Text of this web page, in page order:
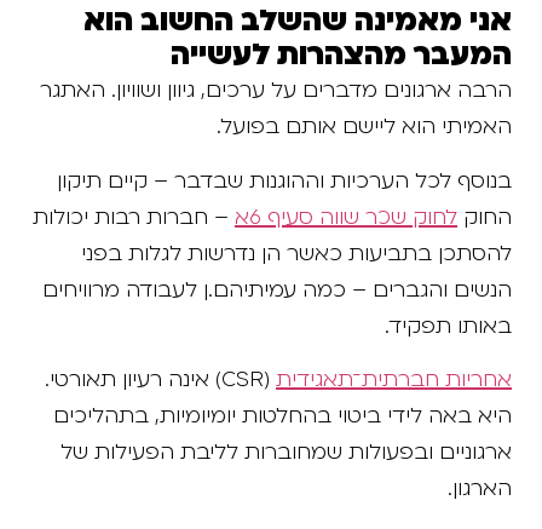
אני מאמינה שהשלב החשוב הוא
המעבר מהצהרות לעשייה
הרבה ארגונים מדברים על ערכים, גיוון ושוויון. האתגר
האמיתי הוא ליישם אותם בפועל.
בנוסף לכל הערכיות וההוגנות שבדבר – קיים תיקון
החוקלחוק שכר שווה סעיף 6א
– חברות רבות יכולות
להסתכן בתביעות כאשר הן נדרשות לגלות בפני
הנשים והגברים – כמה עמיתיהם.ן לעבודה מרוויחים
באותו תפקיד.
אחריות חברתית־תאגידית
(CSR) אינה רעיון תאורטי.
היא באה לידי ביטוי בהחלטות יומיומיות, בתהליכים
ארגוניים ובפעולות שמחוברות לליבת הפעילות של
הארגון.